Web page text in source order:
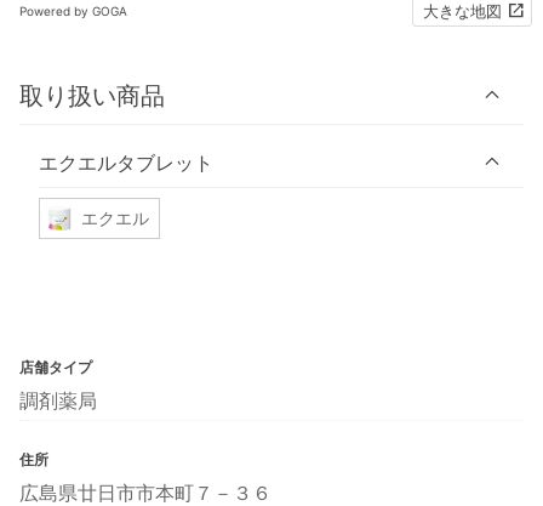
Powered by GOGA 大きな地図
取り扱い商品
エクエルタブレット
エクエル
店舗タイプ
調剤薬局
住所
広島県廿日市市本町７－３６